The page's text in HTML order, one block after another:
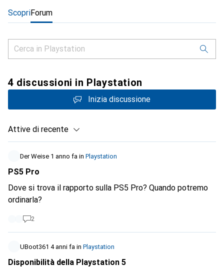
ScopriForum
4 discussioni in Playstation
Inizia discussione
Attive di recente
Der Weise 1 anno fa in Playstation
PS5 Pro
Dove si trova il rapporto sulla PS5 Pro? Quando potremo
ordinarla?
2
UBoot361 4 anni fa in Playstation
Disponibilità della Playstation 5